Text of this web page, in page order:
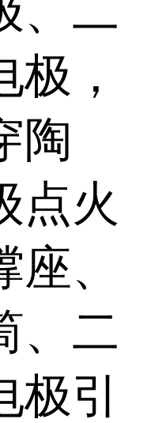
、二
，
陶
点火
、
、二
极引